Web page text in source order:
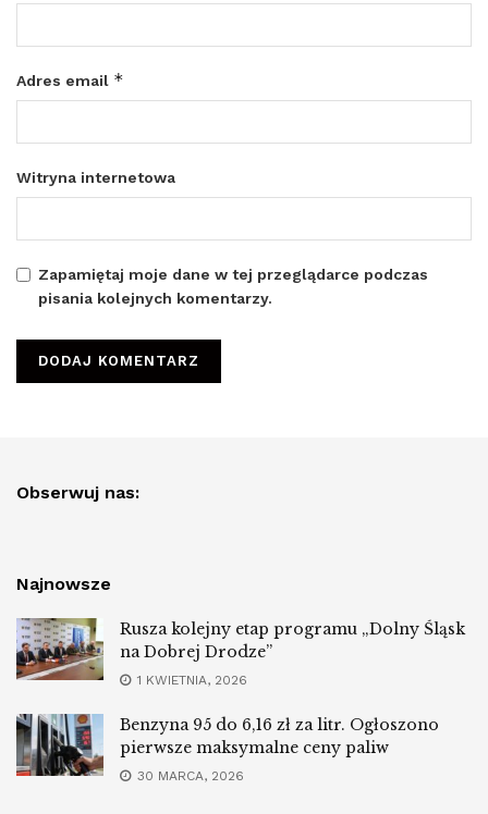
Adres email *
Witryna internetowa
Zapamiętaj moje dane w tej przeglądarce podczas
pisania kolejnych komentarzy.
Obserwuj nas:
Najnowsze
Rusza kolejny etap programu „Dolny Śląsk
na Dobrej Drodze”
1 KWIETNIA, 2026
Benzyna 95 do 6,16 zł za litr. Ogłoszono
pierwsze maksymalne ceny paliw
30 MARCA, 2026